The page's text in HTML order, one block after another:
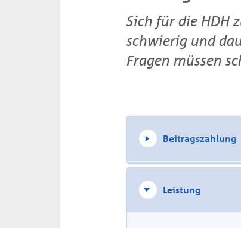
Sich für die HDH
schwierig und
Fragen müssen
Beitragszahlung
Leistung